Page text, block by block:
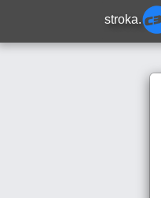
stroka.